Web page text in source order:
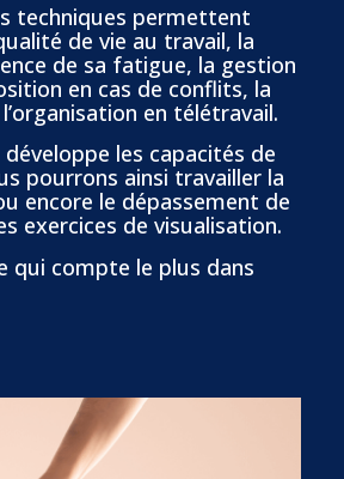
techniques permettent
de vie au travail, la
de sa fatigue, la gestion
en cas de conflits, la
en télétravail.
les capacités de
pourrons ainsi travailler la
encore le dépassement de
exercices de visualisation.
qui compte le plus dans